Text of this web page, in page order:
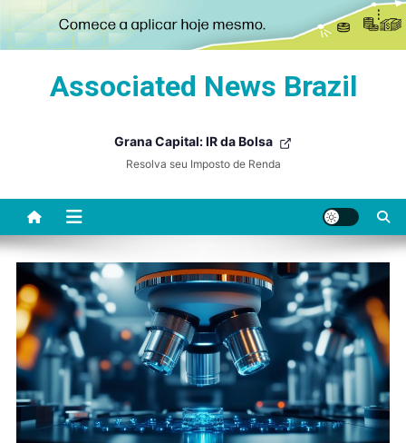
Associated News Brazil
Grana Capital: IR da Bolsa
Resolva seu Imposto de Renda